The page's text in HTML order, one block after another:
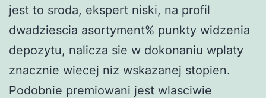
jest to sroda, ekspert niski, na profil
dwadziescia asortyment% punkty widzenia
depozytu, nalicza sie w dokonaniu wplaty
znacznie wiecej niz wskazanej stopien.
Podobnie premiowani jest wlasciwie